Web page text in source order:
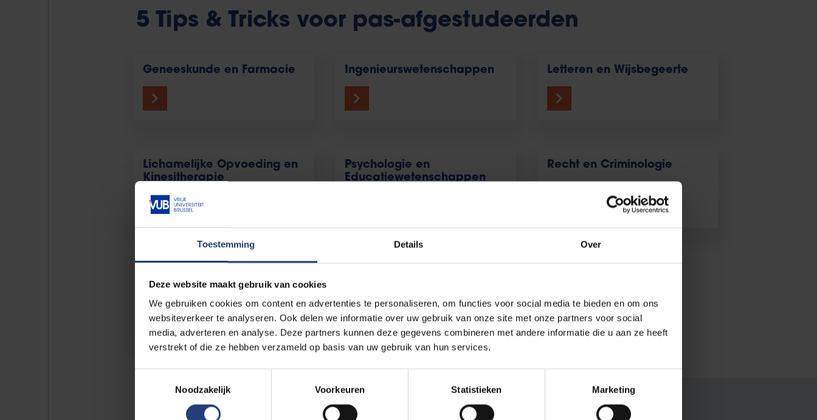
Toestemming Details Over
Deze website maakt gebruik van cookies
We gebruiken cookies om content en advertenties te personaliseren, om functies voor social media te bieden en om ons
websiteverkeer te analyseren. Ook delen we informatie over uw gebruik van onze site met onze partners voor social
media, adverteren en analyse. Deze partners kunnen deze gegevens combineren met andere informatie die u aan ze heeft
verstrekt of die ze hebben verzameld op basis van uw gebruik van hun services.
Noodzakelijk
Voorkeuren Statistieken Marketing
5 Tips & Tricks voor pas-afgestudeerden
Geneeskunde en Farmacie Ingenieurswetenschappen Letteren en Wijsbegeerte
Lichamelijke Opvoeding en
Kinesitherapie
Psychologie en
Educatiewetenschappen
Recht en Criminologie
Solvay Business School
Oproep: deel jouw carrièreverhaal met onze VUB-community